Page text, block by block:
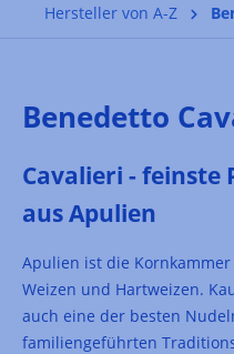
Hersteller von A-Z
Benedetto
Cavalieri - feinste
aus Apulien
Apulien ist die
Weizen und Hartweizen.
auch eine der besten
familiengeführten